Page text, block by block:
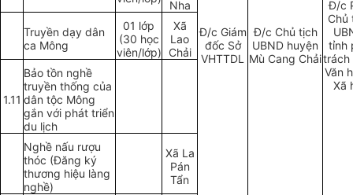
Đ/c Giám
đốc Sở
VHTTDL
Đ/c Chủ tịch
UBND huyện
Mù Cang Chải
Đ/c
Chủ
tỉnh
trách
Văn
Xã
Nha
Truyền dạy dân
ca Mông
01 lớp
(30 học
viên/lớp)
Xã
Lao
Chải
1.11
Bảo tồn nghề
truyền thống của
dân tộc Mông
gắn với phát triển
du lịch
Nghề nấu rượu
thóc (Đăng ký
thương hiệu làng
nghề)
Xã La
Pán
Tẩn